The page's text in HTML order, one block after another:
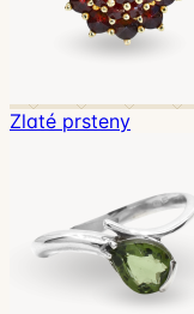
Zlaté prsteny